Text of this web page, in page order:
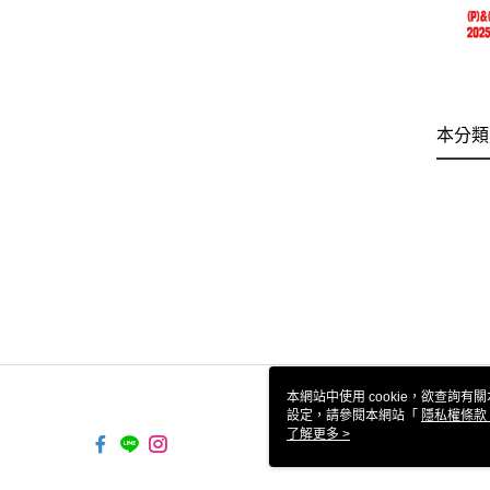
本分
本網站中使用 cookie，欲查詢有
設定，請參閱本網站「 隱私權條款
使用 cookie。
了解更多 >